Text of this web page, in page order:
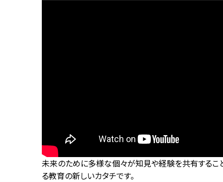
未来のために多様な個々が知見や経験を共有するこ
る教育の新しいカタチです。